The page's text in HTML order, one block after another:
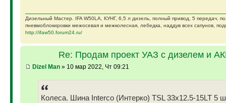
Дизельный Мастер. IFA W50LA, КУНГ, 6,5 л дизель, полный привод, 5 передач,
пневмоблокировки межосевая и межколесная, лебедка, наддув всех сапунов,
http://ifaw50.forum24.ru/
Re: Продам проект УАЗ с дизелем и
Dizel Man» 10 мар 2022, Чт 09:21
Колеса. Шина Interco (Интерко) TSL 33x12.5-15LT 5